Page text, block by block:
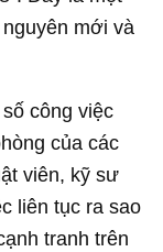
mới và
công việc
của các
viên, kỹ sư
liên tục ra sao
tranh trên